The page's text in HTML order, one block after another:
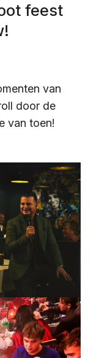
feest
van
door de
van toen!